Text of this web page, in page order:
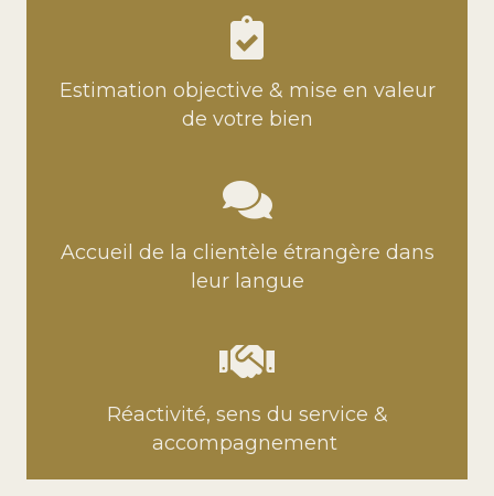
Estimation objective & mise en valeur
de votre bien
Accueil de la clientèle étrangère dans
leur langue
Réactivité, sens du service &
accompagnement